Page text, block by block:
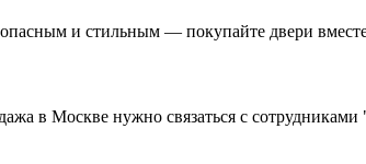
и стильным — покупайте двери
в Москве нужно связаться с